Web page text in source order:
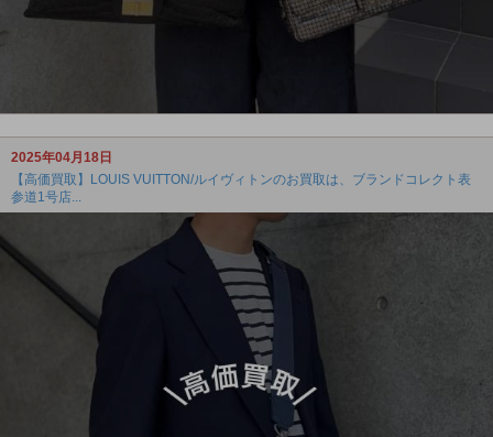
2025年04月18日
【高価買取】LOUIS VUITTON/ルイヴィトンのお買取は、ブランドコレクト表
参道1号店...